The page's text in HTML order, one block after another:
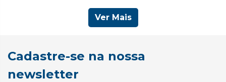
Ver Mais
Cadastre-se na nossa
newsletter